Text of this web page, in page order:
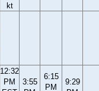
kt
12:32
PM
3:55
6:15
PM
9:29